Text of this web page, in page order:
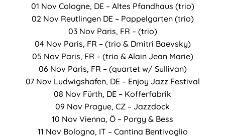
01 Nov Cologne, DE – Altes Pfandhaus (trio)
02 Nov Reutlingen DE – Pappelgarten (trio)
03 Nov Paris, FR – (trio)
04 Nov Paris, FR – (trio & Dmitri Baevsky)
05 Nov Paris, FR – (trio & Alain Jean Marie)
06 Nov Paris, FR – (quartet w/ Sullivan)
07 Nov Ludwigshafen, DE – Enjoy Jazz Festival
08 Nov Fürth, DE – Kofferfabrik
09 Nov Prague, CZ – Jazzdock
10 Nov Vienna, Ö – Porgy & Bess
11 Nov Bologna, IT – Cantina Bentivoglio